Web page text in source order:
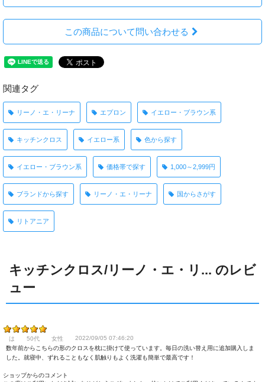
この商品について問い合わせる
関連タグ
リーノ・エ・リーナ エプロン イエロー・ブラウン系
キッチンクロス イエロー系 色から探す
イエロー・ブラウン系 価格帯で探す 1,000～2,999円
ブランドから探す リーノ・エ・リーナ 国からさがす
リトアニア
キッチンクロス/リーノ・エ・リ... のレビ
ュー
は 50代 女性
2022/09/05 07:46:20
数年前からこちらの形のクロスを枕に掛けて使っています。毎日の洗い替え用に追加購入しま
した。就寝中、ずれることもなく肌触りもよく洗濯も簡単で最高です！
ショップからのコメント